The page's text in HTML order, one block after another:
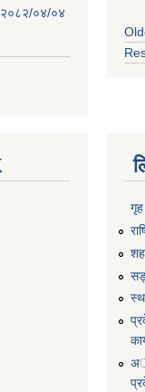
२०८२/०४/०४
गृह